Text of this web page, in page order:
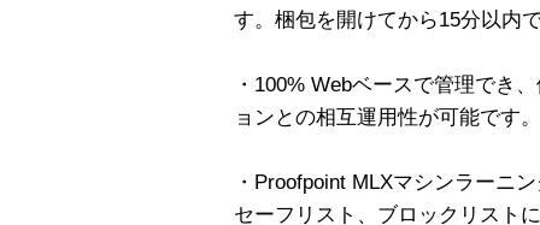
す。梱包を開けてから15分以内
・100% Webベースで管理でき
ョンとの相互運用性が可能です。
・Proofpoint MLXマシンラーニ
セーフリスト、ブロックリスト